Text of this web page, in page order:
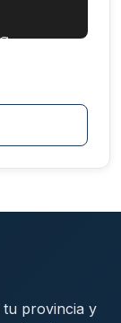
tu provincia y